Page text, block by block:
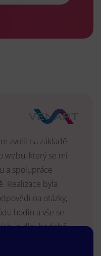
zvolil na základě
webu, který se mi
a spolupráce
Realizace byla
na otázky,
hodin a vše se
je dlouhodobě
a podílí se